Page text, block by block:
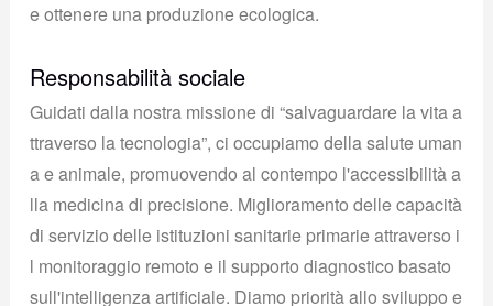
e ottenere una produzione ecologica.
Responsabilità sociale
Guidati dalla nostra missione di “salvaguardare la vita a
ttraverso la tecnologia”, ci occupiamo della salute uman
a e animale, promuovendo al contempo l'accessibilità a
lla medicina di precisione. Miglioramento delle capacità
di servizio delle istituzioni sanitarie primarie attraverso i
l monitoraggio remoto e il supporto diagnostico basato
sull'intelligenza artificiale. Diamo priorità allo sviluppo e